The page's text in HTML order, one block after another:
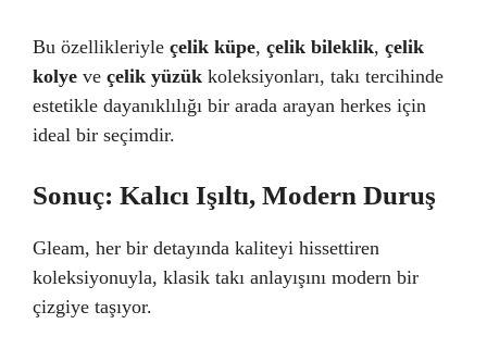
Bu özellikleriyle çelik küpe, çelik bileklik, çelik
kolye ve çelik yüzük koleksiyonları, takı tercihinde
estetikle dayanıklılığı bir arada arayan herkes için
ideal bir seçimdir.
Sonuç: Kalıcı Işıltı, Modern Duruş
Gleam, her bir detayında kaliteyi hissettiren
koleksiyonuyla, klasik takı anlayışını modern bir
çizgiye taşıyor.